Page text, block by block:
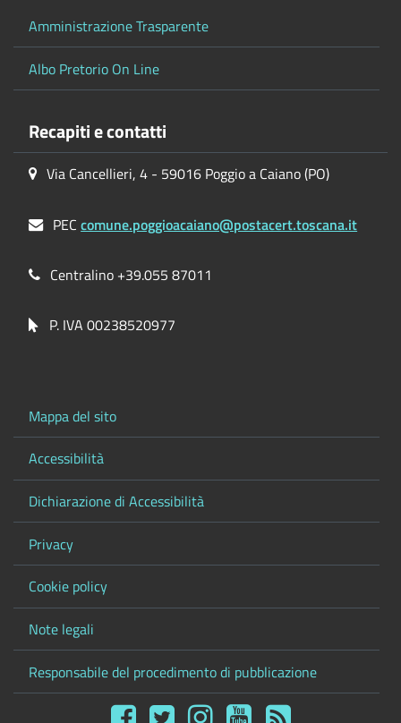
Amministrazione Trasparente
Albo Pretorio On Line
Recapiti e contatti
Via Cancellieri, 4 - 59016 Poggio a Caiano (PO)
PECcomune.poggioacaiano@postacert.toscana.it
Centralino +39.055 87011
P. IVA 00238520977
Mappa del sito
Accessibilità
Dichiarazione di Accessibilità
Privacy
Cookie policy
Note legali
Responsabile del procedimento di pubblicazione